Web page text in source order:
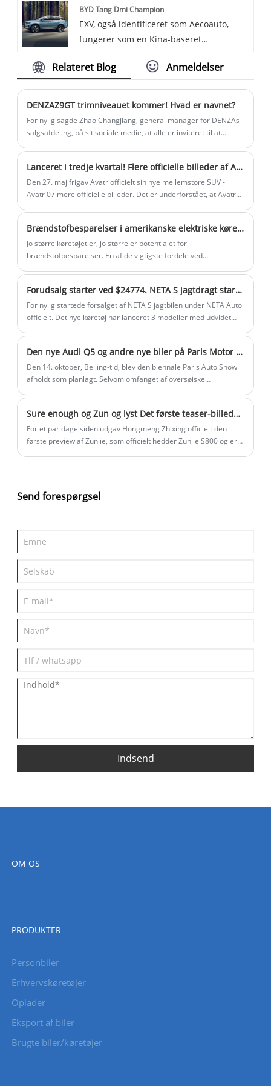
tilgængelige, inklusive 32A 22KW Basic
Home EV Charging Station. 32A 22KW
Basic Home EV Charging Station er en
hjemmet designet til hjemmebrugere for
BYD Tang Dmi Champion
EXV, også identificeret som Aecoauto,
fungerer som en Kina-baseret
forskellige biler, herunder den berømte
Champion er en mellemstørrelse SUV
under BYD Auto, med mere sporty design
og præstationskarakteristika.
Relateret Blog Anmeldelser
DENZAZ9GT trimniveauet kommer! Hvad er navnet?
For nylig sagde Zhao Changjiang, general manager for DENZAs
salgsafdeling, på sit sociale medie, at alle er inviteret til at
Lanceret i tredje kvartal! Flere officielle billeder af Avatr 07 frigivet
Den 27. maj frigav Avatr officielt sin nye mellemstore SUV -
Avatr 07 mere officielle billeder. Det er underforstået, at Avatr
Avatr 12 vil den nye bil have to kraftformer: en version med
udvidet rækkevidde og en ren elektrisk version.
Den forventes at være prissat i intervallet $35.714-$50.000. På
Brændstofbesparelser i amerikanske elektriske køretøjer er $10.000 pr. 100.000 miles
Jo større køretøjet er, jo større er potentialet for
brændstofbesparelser. En af de vigtigste fordele ved
Omkostningsbesparelsespotentialet varierer efter
køretøjskategori.
Forudsalg starter ved $24774. NETA S jagtdragt starter forsalg
For nylig startede forsalget af NETA S jagtbilen under NETA Auto
officielt. Det nye køretøj har lanceret 3 modeller med udvidet
stadig placeret som en mellem- til stor bil, bygget på Shanhai
platform 2.0-arkitekturen. Forsalgsmodellen bruger denne gang
et strømsystem med udvidet rækkevidde, og en ren elektrisk
september.
Den nye Audi Q5 og andre nye biler på Paris Motor Show i 2024
Den 14. oktober, Beijing-tid, blev den biennale Paris Auto Show
afholdt som planlagt. Selvom omfanget af oversøiske
Volkswagen, Skoda, Renault og andre mærker har geniale
modeller frigivet.
Sure enough og Zun og lyst Det første teaser-billede af Zunjie hedder her S800 og udkommer den 26. november
For et par dage siden udgav Hongmeng Zhixing officielt den
første preview af Zunjie, som officielt hedder Zunjie S800 og er
målrettet Maybach S-klassen. Ifølge tidligere nyheder vil den nye
bil komme til salg inden foråret 2025, og den anden model af
Send forespørgsel
Indsend
OM OS
PRODUKTER
Personbiler
Erhvervskøretøjer
Oplader
Eksport af biler
Brugte biler/køretøjer